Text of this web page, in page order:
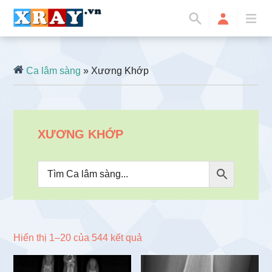
Ca lâm sàng » Xương Khớp
XƯƠNG KHỚP
Hiển thị 1–20 của 544 kết quả